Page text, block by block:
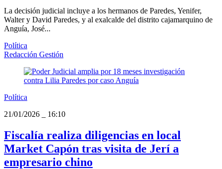
La decisión judicial incluye a los hermanos de Paredes, Yenifer,
Walter y David Paredes, y al exalcalde del distrito cajamarquino de
Anguía, José...
Política
Redacción Gestión
Política
21/01/2026
16:10
Fiscalía realiza diligencias en local
Market Capón tras visita de Jerí a
empresario chino